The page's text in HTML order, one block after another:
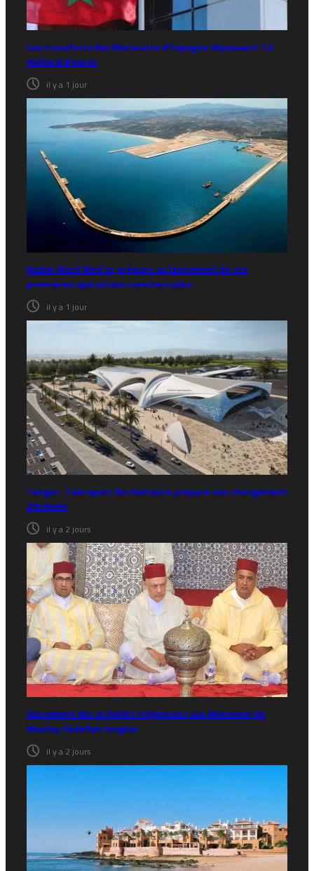
Les transferts des Marocains d’Espagne dépassent 1,5
milliard d’euros
il y a 1 jour
Nador West Med se prépare au lancement de ses
premières opérations commerciales
il y a 1 jour
Tanger : l’aéroport Ibn Battouta prépare son changement
d’échelle
il y a 2 jours
lancement des activités religieuses aux Moussem de
Moulay Abdellah Amghar
il y a 2 jours